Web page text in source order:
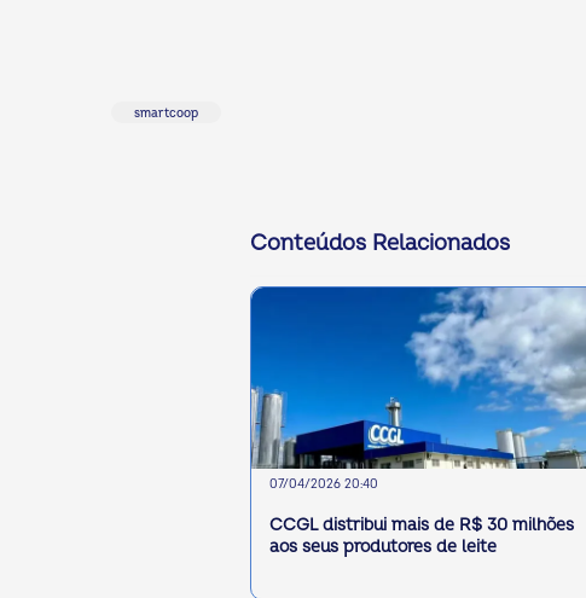
smartcoop
Conteúdos Relacionados
07/04/2026 20:40
CCGL distribui mais de R$ 30 milhões
aos seus produtores de leite